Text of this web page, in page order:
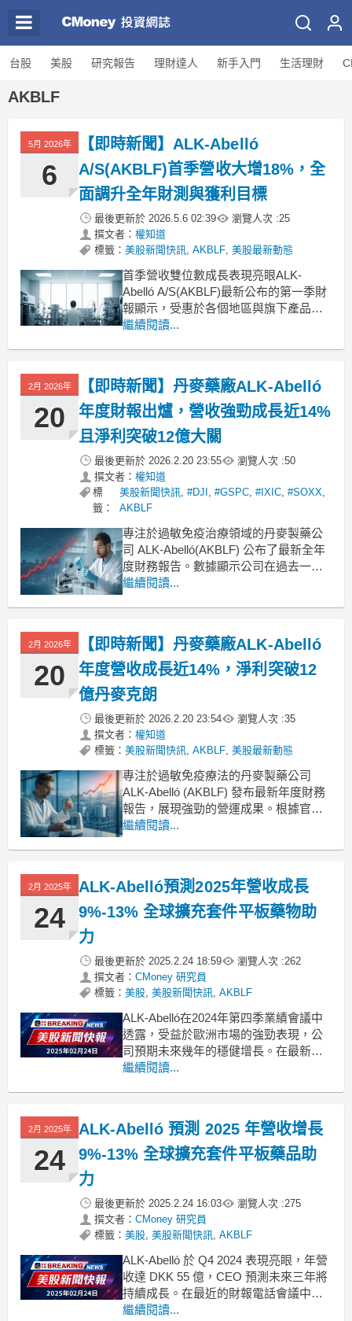
台股 美股 研究報告 理財達人 新手入門 生活理財
AKBLF
5月 2026年
6
【即時新聞】ALK-Abelló
A/S(AKBLF)首季營收大增18%，全
面調升全年財測與獲利目標
最後更新於 2026.5.6 02:39 瀏覽人次 :25
撰文者： 權知道
標籤： 美股新聞快訊, AKBLF, 美股最新動態
首季營收雙位數成長表現亮眼ALK-
Abelló A/S(AKBLF)最新公布的第一季財
報顯示，受惠於各個地區與旗下產品線
均呈現強勁的雙位數成長，帶動公司單
績展現了公司在全球市場的強大競爭
力。全面調升全年營收與利潤率指引基
於第
繼續閱讀...
2月 2026年
20
【即時新聞】丹麥藥廠ALK-Abelló
年度財報出爐，營收強勁成長近14%
且淨利突破12億大關
最後更新於 2026.2.20 23:55 瀏覽人次 :50
撰文者： 權知道
標
籤：
美股新聞快訊, #DJI , #GSPC, #IXIC, #SOXX,
AKBLF
專注於過敏免疫治療領域的丹麥製藥公
司 ALK-Abelló(AKBLF) 公布了最新全年
度財務報告。數據顯示公司在過去一年
營運表現亮眼，不僅營收呈現雙位數成
報揭露的關鍵數據涵蓋了營收增長率、
每股盈餘（EPS）以及淨利表現，為投
資人提
繼續閱讀...
2月 2026年
20
【即時新聞】丹麥藥廠ALK-Abelló
年度營收成長近14%，淨利突破12
億丹麥克朗
最後更新於 2026.2.20 23:54 瀏覽人次 :35
撰文者： 權知道
標籤： 美股新聞快訊, AKBLF, 美股最新動態
專注於過敏免疫療法的丹麥製藥公司
ALK-Abelló (AKBLF) 發布最新年度財務
報告，展現強勁的營運成果。根據官方
數據顯示，公司全年營收與獲利皆呈現
來到 5.40 丹麥克朗，顯示公司在過敏治
療市場的地位持續穩固。年度
繼續閱讀...
2月 2025年
24
ALK-Abelló預測2025年營收成長
9%-13% 全球擴充套件平板藥物助
力
最後更新於 2025.2.24 18:59 瀏覽人次 :262
撰文者： CMoney 研究員
標籤： 美股, 美股新聞快訊, AKBLF
ALK-Abelló在2024年第四季業績會議中
透露，受益於歐洲市場的強勁表現，公
司預期未來幾年的穩健增長。在最新的
財報電話會議上，ALK-Abelló A/S首席執
長15%，超過55億丹麥克朗。特別是第
四季度，
繼續閱讀...
2月 2025年
24
ALK-Abelló 預測 2025 年營收增長
9%-13% 全球擴充套件平板藥品助
力
最後更新於 2025.2.24 16:03 瀏覽人次 :275
撰文者： CMoney 研究員
標籤： 美股, 美股新聞快訊, AKBLF
ALK-Abelló 於 Q4 2024 表現亮眼，年營
收達 DKK 55 億，CEO 預測未來三年將
持續成長。在最近的財報電話會議中，
ALK-Abelló A/S 的首席執行官彼得·哈林
繼續閱讀...